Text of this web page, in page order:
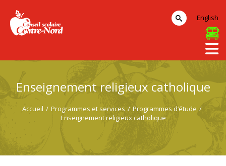
Enseignement religieux catholique
Accueil / Programmes et services / Programmes d’étude /
Enseignement religieux catholique
English